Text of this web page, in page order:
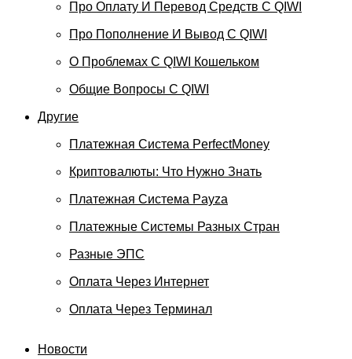
Про Оплату И Перевод Средств C QIWI
Про Пополнение И Вывод С QIWI
О Проблемах С QIWI Кошельком
Общие Вопросы С QIWI
Другие
Платежная Система PerfectMoney
Криптовалюты: Что Нужно Знать
Платежная Система Payza
Платежные Системы Разных Стран
Разные ЭПС
Оплата Через Интернет
Оплата Через Терминал
Новости